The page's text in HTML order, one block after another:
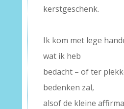
kerstgeschenk.
Ik kom met lege
wat ik heb
bedacht – of ter
bedenken zal,
alsof de kleine